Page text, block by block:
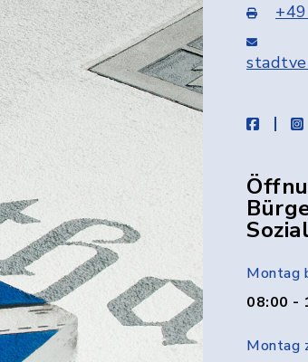
Montag
08:00 -
Montag